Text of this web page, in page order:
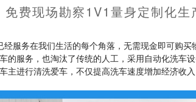
免费现场勘察1V1量身定制化
经服务在我们生活的每个角落，无需现金即可购
的服务，也淘汰了传统的人工，采用自动化洗车
主进行清洗爱车，不仅提高洗车速度增加经济收